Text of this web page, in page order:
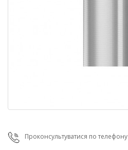
Проконсультуватися по телефону